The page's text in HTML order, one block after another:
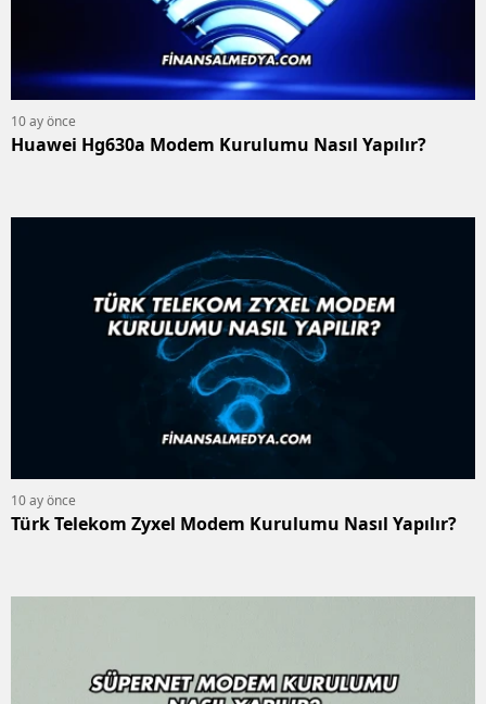
10 ay önce
Huawei Hg630a Modem Kurulumu Nasıl Yapılır?
10 ay önce
Türk Telekom Zyxel Modem Kurulumu Nasıl Yapılır?